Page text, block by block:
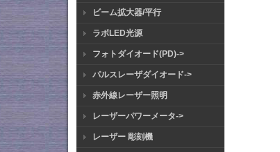
ビーム拡大器/平行
ラボLED光源
フォトダイオード(PD)->
パルスレーザダイオード->
赤外線レーザー照明
レーザーパワーメータ->
レーザー 彫刻機